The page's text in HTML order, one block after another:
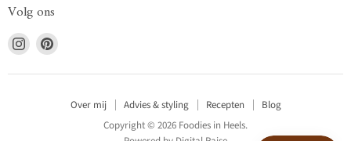
Volg ons
Vind
ons
op
Vind
op
Over mij Advies & styling Recepten
Blog
Copyright © 2026 Foodies in Heels.